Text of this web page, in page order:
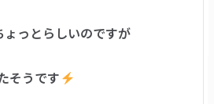
っとらしいのですが
そうです